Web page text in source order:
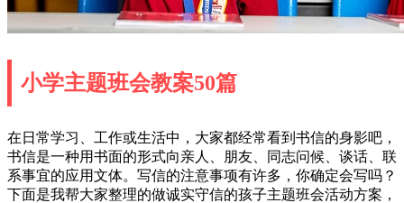
小学主题班会教案50篇
在日常学习、工作或生活中，大家都经常看到书信的身影吧，
书信是一种用书面的形式向亲人、朋友、同志问候、谈话、联
系事宜的应用文体。写信的注意事项有许多，你确定会写吗？
下面是我帮大家整理的做诚实守信的孩子主题班会活动方案，